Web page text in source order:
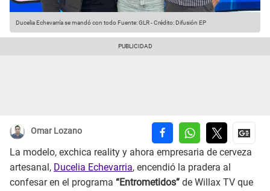
Ducelia Echevarría se mandó con todoFuente: GLR-Crédito: Difusión EP
Omar Lozano
La modelo, exchica reality y ahora empresaria de cerveza
artesanal, Ducelia Echevarria, encendió la pradera al
confesar en el programa “Entrometidos” de Willax TV que